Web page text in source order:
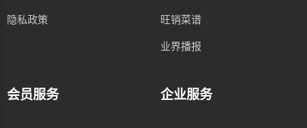
隐私政策 旺销菜谱
业界播报
会员服务 企业服务